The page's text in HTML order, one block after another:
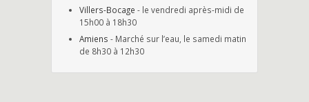
Villers-Bocage - le vendredi après-midi de
15h00 à 18h30
Amiens - Marché sur l’eau, le samedi matin
de 8h30 à 12h30